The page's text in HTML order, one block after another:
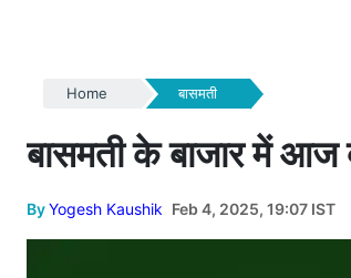
Home बासमती
बासमती के बाजार में
ByYogesh Kaushik Feb 4, 2025, 19:07 IST